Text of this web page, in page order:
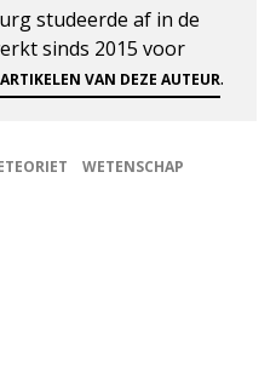
studeerde af in de
sinds 2015 voor
VAN DEZE AUTEUR.
WETENSCHAP